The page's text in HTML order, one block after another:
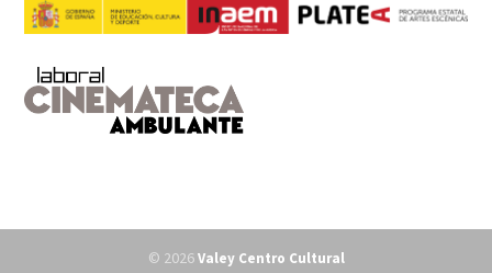
© 2026Valey Centro Cultural